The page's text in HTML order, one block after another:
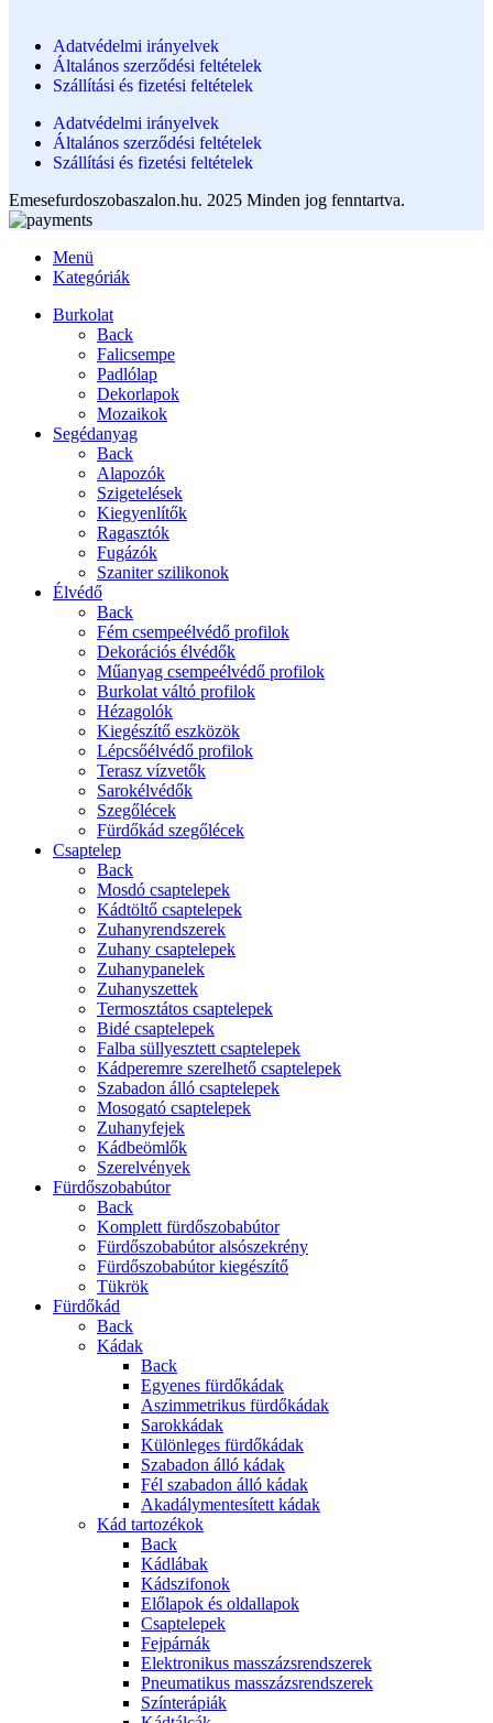
Adatvédelmi irányelvek
Általános szerződési feltételek
Szállítási és fizetési feltételek
Adatvédelmi irányelvek
Általános szerződési feltételek
Szállítási és fizetési feltételek
Emesefurdoszobaszalon.hu. 2025 Minden jog fenntartva.
Menü
Kategóriák
Burkolat
Back
Falicsempe
Padlólap
Dekorlapok
Mozaikok
Segédanyag
Back
Alapozók
Szigetelések
Kiegyenlítők
Ragasztók
Fugázók
Szaniter szilikonok
Élvédő
Back
Fém csempeélvédő profilok
Dekorációs élvédők
Műanyag csempeélvédő profilok
Burkolat váltó profilok
Hézagolók
Kiegészítő eszközök
Lépcsőélvédő profilok
Terasz vízvetők
Sarokélvédők
Szegőlécek
Fürdőkád szegőlécek
Csaptelep
Back
Mosdó csaptelepek
Kádtöltő csaptelepek
Zuhanyrendszerek
Zuhany csaptelepek
Zuhanypanelek
Zuhanyszettek
Termosztátos csaptelepek
Bidé csaptelepek
Falba süllyesztett csaptelepek
Kádperemre szerelhető csaptelepek
Szabadon álló csaptelepek
Mosogató csaptelepek
Zuhanyfejek
Kádbeömlők
Szerelvények
Fürdőszobabútor
Back
Komplett fürdőszobabútor
Fürdőszobabútor alsószekrény
Fürdőszobabútor kiegészítő
Tükrök
Fürdőkád
Back
Kádak
Back
Egyenes fürdőkádak
Aszimmetrikus fürdőkádak
Sarokkádak
Különleges fürdőkádak
Szabadon álló kádak
Fél szabadon álló kádak
Akadálymentesített kádak
Kád tartozékok
Back
Kádlábak
Kádszifonok
Előlapok és oldallapok
Csaptelepek
Fejpárnák
Elektronikus masszázsrendszerek
Pneumatikus masszázsrendszerek
Színterápiák